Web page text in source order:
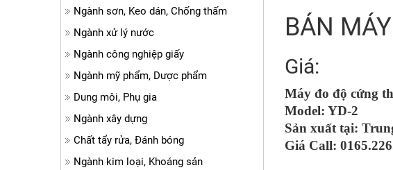
BÁN
Giá:
Máy đo độ cứng
Model: YD-2
Sản xuất tại:
Giá Call:
Ngành sơn, Keo dán, Chống thấm
Ngành xử lý nước
Ngành công nghiệp giấy
Ngành mỹ phẩm, Dược phẩm
Dung môi, Phụ gia
Ngành xây dựng
Chất tẩy rửa, Đánh bóng
Ngành kim loại, Khoáng sản